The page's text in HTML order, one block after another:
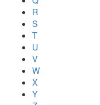
R
S
T
U
V
W
X
Y